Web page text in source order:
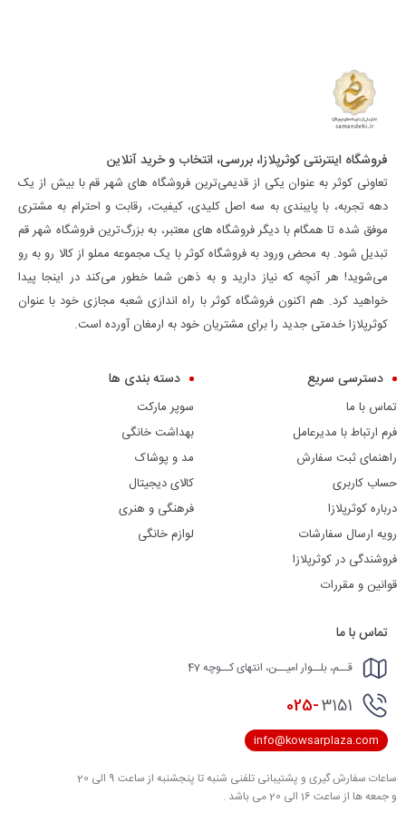
فروشگاه اینترنتی کوثرپلازا، بررسی، انتخاب و خرید آنلاین
تعاونی کوثر به عنوان یکی از قدیمی‌ترین فروشگاه های شهر قم با بیش از یک
دهه تجربه، با پایبندی به سه اصل کلیدی، کیفیت، رقابت و احترام به مشتری
موفق شده تا همگام با دیگر فروشگاه های معتبر، به بزرگ‌ترین فروشگاه شهر قم
تبدیل شود. به محض ورود به فروشگاه کوثر با یک مجموعه مملو از کالا رو به رو
می‌شوید! هر آنچه که نیاز دارید و به ذهن شما خطور می‌کند در اینجا پیدا
خواهید کرد. هم اکنون فروشگاه کوثر با راه اندازی شعبه مجازی خود با عنوان
کوثرپلازا خدمتی جدید را برای مشتریان خود به ارمغان آورده است.
دسترسی سریع
تماس با ما
فرم ارتباط با مدیرعامل
راهنمای ثبت سفارش
حساب کاربری
درباره کوثرپلازا
رویه ارسال سفارشات
فروشندگی در کوثرپلازا
قوانین و مقررات
دسته بندی ها
سوپر مارکت
بهداشت خانگی
مد و پوشاک
کالای دیجیتال
فرهنگی و هنری
لوازم خانگی
تماس با ما
قــم، بلــوار امیــن، انتهای کــوچه 47
025-3151
info@kowsarplaza.com
ساعات سفارش گیری و پشتیبانی تلفنی شنبه تا پنجشنبه از ساعت 9 الی 20
و جمعه ها از ساعت 16 الی 20 می باشد .